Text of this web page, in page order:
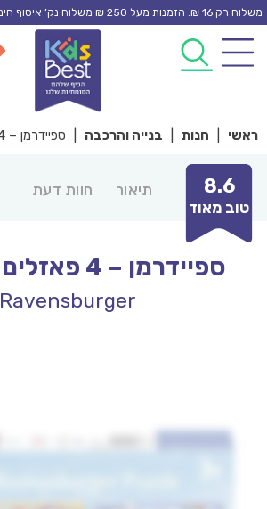
Skip
content
משלוח רק 16 ₪. הזמנות מעל 250 ₪ משלוח נק’ איסוף חינם
ראשי חנות בנייה והרכבה ספיידרמן – 4 פאזלים בקופסה
8.6
טוב מאוד
תיאור חוות דעת
ספיידרמן – 4 פאזלים בקופסה
Ravensburger